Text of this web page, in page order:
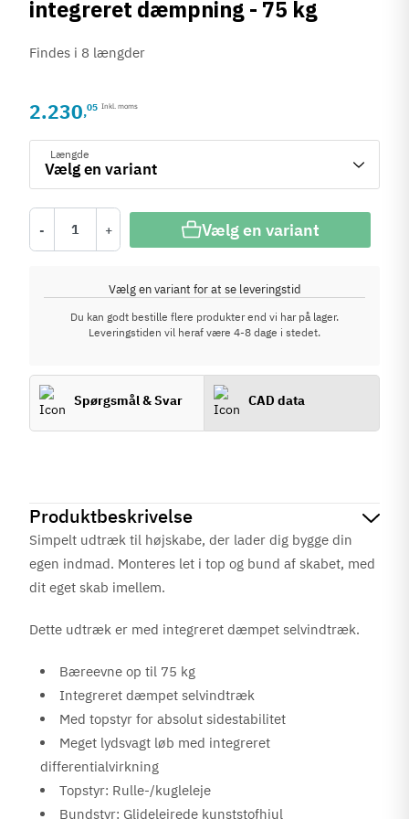
Produktbeskrivelse
Simpelt udtræk til højskabe, der lader dig bygge din
egen indmad. Monteres let i top og bund af skabet, med
dit eget skab imellem.
Dette udtræk er med integreret dæmpet selvindtræk.
Bæreevne op til 75 kg
Integreret dæmpet selvindtræk
Med topstyr for absolut sidestabilitet
Meget lydsvagt løb med integreret
differentialvirkning
Topstyr: Rulle-/kugleleje
Bundstyr: Glidelejrede kunststofhjul
integreret dæmpning - 75 kg
Findes i 8 længder
2.230,05 Inkl. moms
Længde
- + Vælg en variant
Vælg en variant for at se leveringstid
Du kan godt bestille flere produkter end vi har på lager.
Leveringstiden vil heraf være 4-8 dage i stedet.
Spørgsmål & Svar CAD data